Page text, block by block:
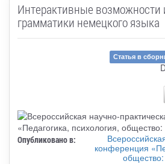
Интерактивные возможности
грамматики немецкого языка
Статья в
Опубликовано в:
конференция
общество: